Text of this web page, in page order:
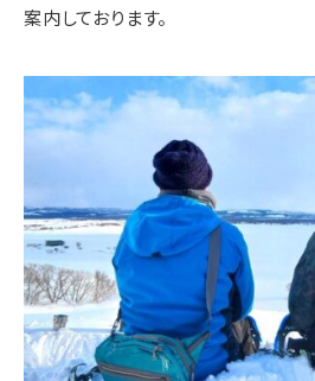
案内しております。